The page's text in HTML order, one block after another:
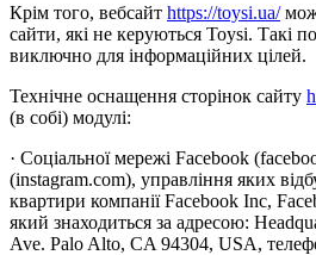
Крім того, вебсайт https://toysi.ua/
сайти, які не керуються Toysi. Такі
виключно для інформаційних цілей.
Технічне оснащення сторінок сайту
(в собі) модулі:
· Соціальної мережі Facebook
(instagram.com), управління яких
квартири компанії Facebook Inc,
який знаходиться за адресою:
Ave. Palo Alto, CA 94304, USA,